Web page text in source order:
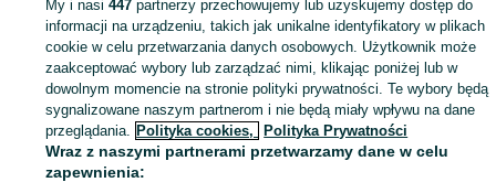
KATEGORIA
ID:1059544057 Wyświetlenia:
Zadzwoń / SMS
My i nasi447 partnerzy przechowujemy lub uzyskujemy dostęp do
informacji na urządzeniu, takich jak unikalne identyfikatory w plikach
cookie w celu przetwarzania danych osobowych. Użytkownik może
zaakceptować wybory lub zarządzać nimi, klikając poniżej lub w
dowolnym momencie na stronie polityki prywatności. Te wybory będą
sygnalizowane naszym partnerom i nie będą miały wpływu na dane
przeglądania. Polityka cookies, Polityka Prywatności
Wraz z naszymi partnerami przetwarzamy dane w celu
zapewnienia: